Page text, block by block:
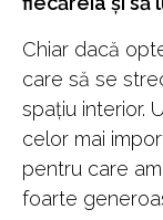
Chiar dacă
care să se
spațiu interior.
celor mai
pentru care
foarte